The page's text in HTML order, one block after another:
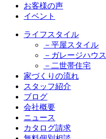
お客様の声
イベント
ライフスタイル
－平屋スタイル
－ガレージハウス
－二世帯住宅
家づくりの流れ
スタッフ紹介
ブログ
会社概要
ニュース
カタログ請求